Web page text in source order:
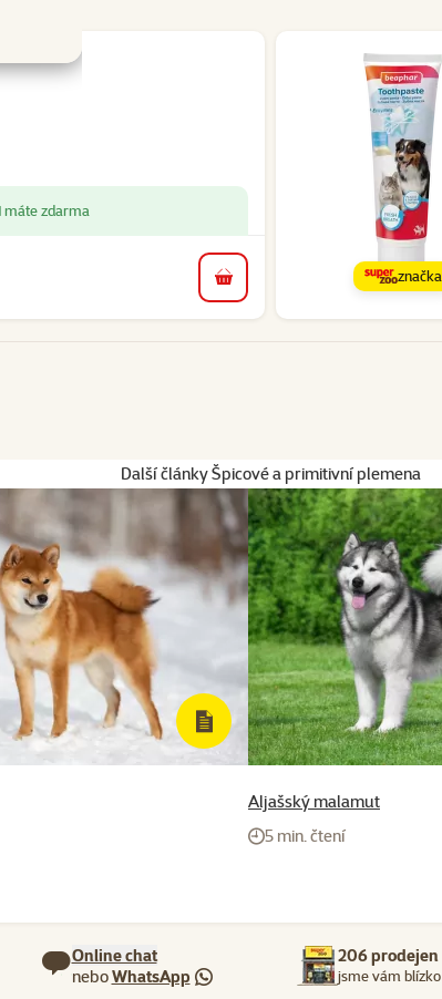
máte zdarma
do košíku značka
Další články Špicové a primitivní plemena
Aljašský malamut
5 min. čtení
Online chat
neboWhatsApp
206 prodejen
jsme vám blízko